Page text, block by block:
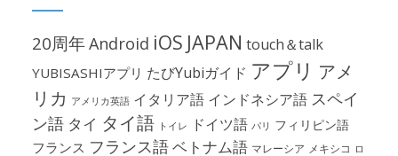
20周年Android iOS JAPAN touch＆talk
YUBISASHIアプリ たびYubiガイド アプリ アメ
リカ アメリカ英語 イタリア語 インドネシア語 スペイ
ン語 タイ タイ語 トイレ ドイツ語 パリ フィリピン語
フランス フランス語ベトナム語 マレーシア メキシコ ロ